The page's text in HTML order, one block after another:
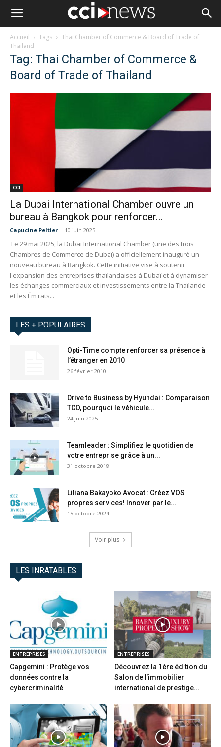
Accueil Tags
Thai Chamber of Commerce & Board of Trade of
Thailand
Tag: Thai Chamber of Commerce &
Board of Trade of Thailand
CCI
La Dubai International Chamber ouvre un
bureau à Bangkok pour renforcer...
Capucine Peltier - 10 juin 2025
Le 29 mai 2025, la Dubai International Chamber (une des trois
Chambres de Commerce de Dubaï) a officiellement inauguré un
nouveau bureau à Bangkok. Cette initiative vise à soutenir
l'expansion des entreprises thaïlandaises à Dubaï et à dynamiser
les échanges commerciaux et investissements entre la Thaïlande
et les Émirats...
LES + POPULAIRES
Opti-Time compte renforcer sa présence à
l’étranger en 2010
26 février 2010
Drive to Business by Hyundai : Comparaison
TCO, pourquoi le véhicule...
24 juin 2025
Teamleader : Simplifiez le quotidien de
votre entreprise grâce à un...
31 octobre 2018
Liliana Bakayoko Avocat : Créez VOS
propres services! Innover par le...
15 octobre 2024
Voir plus
LES INRATABLES
ENTREPRISES
Capgemini : Protège vos
données contre la
cybercriminalité
ENTREPRISES
Découvrez la 1ère édition du
Salon de l’immobilier
international de prestige...